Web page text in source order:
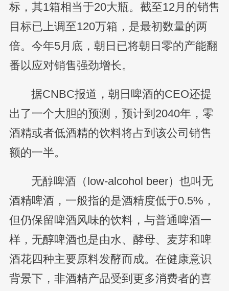
标，其1箱相当于20大瓶。截至12月的销售
目标已上调至120万箱，是最初数量的两
倍。今年5月底，朝日已将朝日零的产能翻
番以应对销售强劲增长。
据CNBC报道，朝日啤酒的CEO还提
出了一个大胆的预测，预计到2040年，零
酒精或者低酒精的饮料将占到该公司销售
额的一半。
无醇啤酒（low-alcohol beer）也叫无
酒精啤酒，一般指的是酒精度低于0.5%，
但仍保留啤酒风味的饮料，与普通啤酒一
样，无醇啤酒也是由水、酵母、麦芽和啤
酒花四种主要原料发酵而成。在健康意识
背景下，非酒精产品受到更多消费者的喜